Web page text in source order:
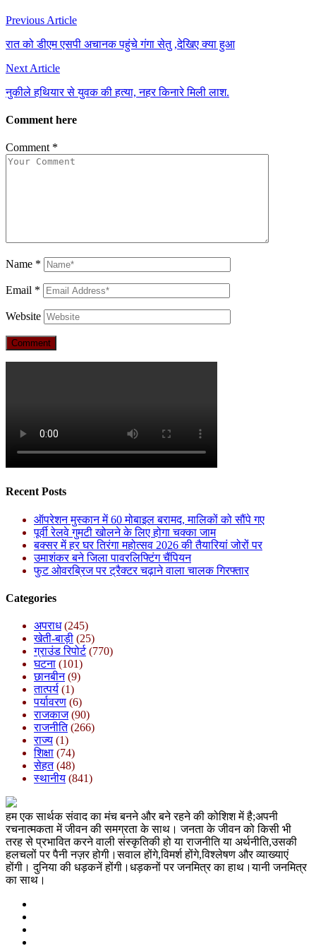
Previous Article
रात को डीएम एसपी अचानक पहुंचे गंगा सेतु ,देखिए क्या हुआ
Next Article
नुकीले हथियार से युवक की हत्या, नहर किनारे मिली लाश.
Comment here
Comment *
Name *
Email *
Website
Recent Posts
ऑपरेशन मुस्कान में 60 मोबाइल बरामद, मालिकों को सौंपे गए
पूर्वी रेलवे गुमटी खोलने के लिए होगा चक्का जाम
बक्सर में हर घर तिरंगा महोत्सव 2026 की तैयारियां जोरों पर
उमाशंकर बने जिला पावरलिफ्टिंग चैंपियन
फुट ओवरब्रिज पर ट्रैक्टर चढ़ाने वाला चालक गिरफ्तार
Categories
अपराध(245)
खेती-बाड़ी (25)
ग्राउंड रिपोर्ट(770)
घटना (101)
छानबीन(9)
तात्पर्य (1)
पर्यावरण (6)
राजकाज(90)
राजनीति(266)
राज्य (1)
शिक्षा (74)
सेहत(48)
स्थानीय (841)
हम एक सार्थक संवाद का मंच बनने और बने रहने की कोशिश में है;अपनी
रचनात्मकता में जीवन की समग्रता के साथ। जनता के जीवन को किसी भी
तरह से प्रभावित करने वाली संस्कृतिकी हो या राजनीति या अर्थनीति,उसकी
हलचलों पर पैनी नज़र होगी।सवाल होंगे,विमर्श होंगे,विश्लेषण और व्याख्याएं
होंगी। दुनिया की धड़कनें होंगी।धड़कनों पर जनमित्र का हाथ।यानी जनमित्र
का साथ।